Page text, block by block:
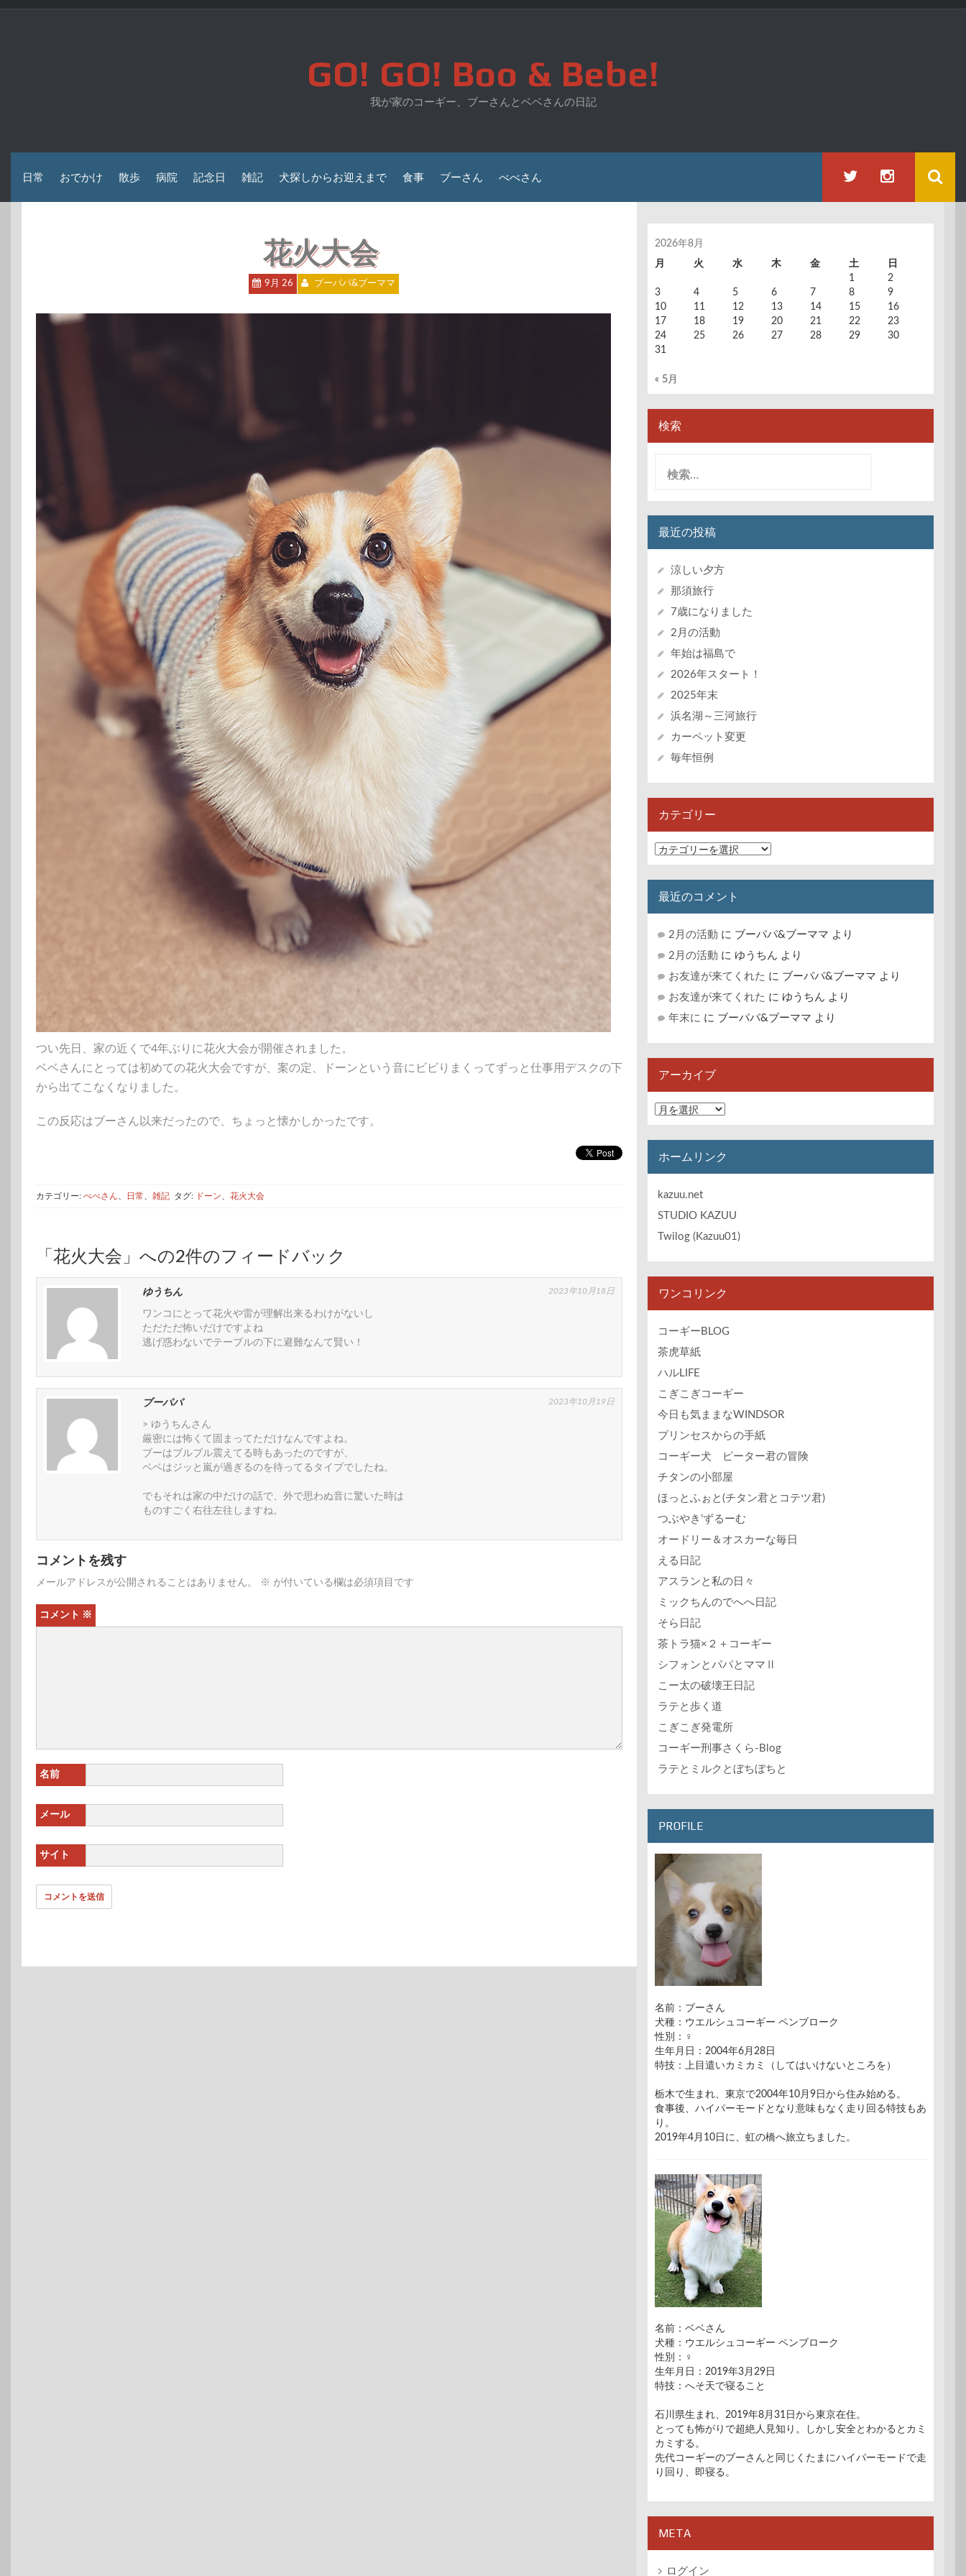
コ
GO! GO! Boo & Bebe!
我が家のコーギー、ブーさんとベベさんの日記
日常 おでかけ 散歩 病院 記念日 雑記 犬探しからお迎えまで 食事 ブーさん べべさん
花火大会
9月 26 ブーパパ&ブーママ
つい先日、家の近くで4年ぶりに花火大会が開催されました。
ベベさんにとっては初めての花火大会ですが、案の定、ドーンという音にビビりまくってずっと仕事用デスクの下
から出てこなくなりました。
この反応はブーさん以来だったので、ちょっと懐かしかったです。
カテゴリー: べべさん 日常 雑記 タグ: ドーン 花火大会
「花火大会」への2件のフィードバック
ゆうちん 2023年10月18日
ワンコにとって花火や雷が理解出来るわけがないし
ただただ怖いだけですよね
逃げ惑わないでテーブルの下に避難なんて賢い！
ブーパパ 2023年10月19日
> ゆうちんさん
厳密には怖くて固まってただけなんですよね。
ブーはブルブル震えてる時もあったのですが、
ベベはジッと嵐が過ぎるのを待ってるタイプでしたね。
でもそれは家の中だけの話で、外で思わぬ音に驚いた時は
ものすごく右往左往しますね。
コメントを残す
メールアドレスが公開されることはありません。 ※ が付いている欄は必須項目です
コメント ※
名前
メール
サイト
2026年8月
月
火 水 木 金 土
日
1
2
3
4 5 6 7 8
9
10
11 12 13 14 15
16
17
18 19 20 21 22
23
24
25 26 27 28 29
30
31
« 5月
検索
最近の投稿
涼しい夕方
那須旅行
7歳になりました
2月の活動
年始は福島で
2026年スタート！
2025年末
浜名湖～三河旅行
カーペット変更
毎年恒例
カテゴリー
カ
テ
ゴ
リ
最近のコメント
2月の活動 に ブーパパ&ブーママ より
2月の活動 に ゆうちん より
お友達が来てくれた に ブーパパ&ブーママ より
お友達が来てくれた に ゆうちん より
年末に に ブーパパ&ブーママ より
アーカイブ
ア
ー
カ
イ
ホームリンク
kazuu.net
STUDIO KAZUU
Twilog (Kazuu01)
ワンコリンク
コーギーBLOG
茶虎草紙
ハルLIFE
こぎこぎコーギー
今日も気ままなWINDSOR
プリンセスからの手紙
コーギー犬 ピーター君の冒険
チタンの小部屋
ほっとふぉと(チタン君とコテツ君)
つぶやき’ずるーむ
オードリー＆オスカーな毎日
える日記
アスランと私の日々
ミックちんのでへへ日記
そら日記
茶トラ猫×２＋コーギー
シフォンとパパとママⅡ
こー太の破壊王日記
ラテと歩く道
こぎこぎ発電所
コーギー刑事さくら-Blog
ラテとミルクとぼちぼちと
PROFILE
名前：ブーさん
犬種：ウエルシュコーギー ペンブローク
性別：♀
生年月日：2004年6月28日
特技：上目遣いカミカミ（してはいけないところを）
栃木で生まれ、東京で2004年10月9日から住み始める。
食事後、ハイパーモードとなり意味もなく走り回る特技もあ
り。
2019年4月10日に、虹の橋へ旅立ちました。
名前：ベベさん
犬種：ウエルシュコーギー ペンブローク
性別：♀
生年月日：2019年3月29日
特技：へそ天で寝ること
石川県生まれ、2019年8月31日から東京在住。
とっても怖がりで超絶人見知り。しかし安全とわかるとカミ
カミする。
先代コーギーのブーさんと同じくたまにハイパーモードで走
り回り、即寝る。
META
ログイン